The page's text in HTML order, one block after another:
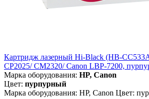
Картридж лазерный Hi-Black (HB-
CP2025/ CM2320/ Canon LBP-7200,
Марка оборудования: HP, Canon
Цвет: пурпурный
Марка оборудования: HP, Canon Цвет: